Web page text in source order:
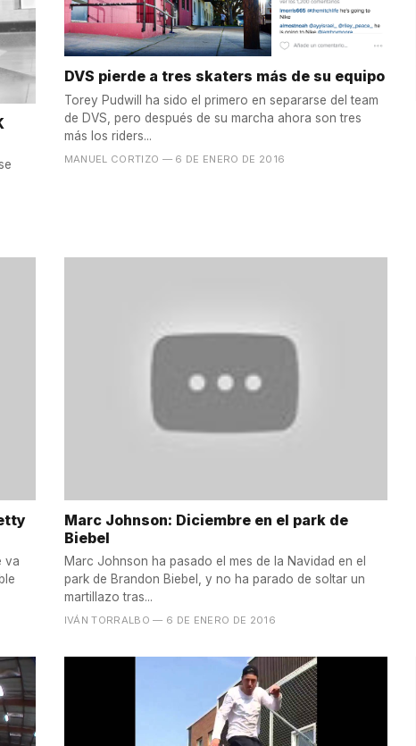
DVS pierde a tres skaters más de su equipo
Torey Pudwill ha sido el primero en separarse del team
de DVS, pero después de su marcha ahora son tres
más los riders...
MANUEL CORTIZO — 6 DE ENERO DE 2016
va
Marc Johnson: Diciembre en el park de
Biebel
Marc Johnson ha pasado el mes de la Navidad en el
park de Brandon Biebel, y no ha parado de soltar un
martillazo tras...
IVÁN TORRALBO — 6 DE ENERO DE 2016